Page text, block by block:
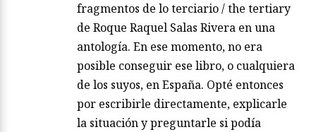
fragmentos de lo terciario / the tertiary
de Roque Raquel Salas Rivera en una
antología. En ese momento, no era
posible conseguir ese libro, o cualquiera
de los suyos, en España. Opté entonces
por escribirle directamente, explicarle
la situación y preguntarle si podía